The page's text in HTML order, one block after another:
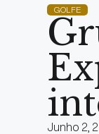
GOLFE
Junho 2,